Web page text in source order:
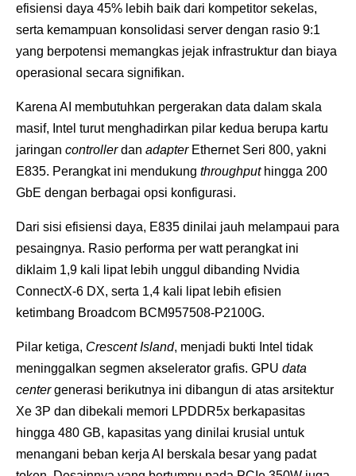
efisiensi daya 45% lebih baik dari kompetitor sekelas,
serta kemampuan konsolidasi server dengan rasio 9:1
yang berpotensi memangkas jejak infrastruktur dan biaya
operasional secara signifikan.
Karena AI membutuhkan pergerakan data dalam skala
masif, Intel turut menghadirkan pilar kedua berupa kartu
jaringan controllerdan adapterEthernet Seri 800, yakni
E835. Perangkat ini mendukung throughputhingga 200
GbE dengan berbagai opsi konfigurasi.
Dari sisi efisiensi daya, E835 dinilai jauh melampaui para
pesaingnya. Rasio performa per watt perangkat ini
diklaim 1,9 kali lipat lebih unggul dibanding Nvidia
ConnectX-6 DX, serta 1,4 kali lipat lebih efisien
ketimbang Broadcom BCM957508-P2100G.
Pilar ketiga, Crescent Island, menjadi bukti Intel tidak
meninggalkan segmen akselerator grafis. GPU data
centergenerasi berikutnya ini dibangun di atas arsitektur
Xe 3P dan dibekali memori LPDDR5x berkapasitas
hingga 480 GB, kapasitas yang dinilai krusial untuk
menangani beban kerja AI berskala besar yang padat